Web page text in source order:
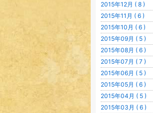
2015年12月 ( 8 )
2015年11月 ( 6 )
2015年10月 ( 6 )
2015年09月 ( 5 )
2015年08月 ( 6 )
2015年07月 ( 7 )
2015年06月 ( 5 )
2015年05月 ( 6 )
2015年04月 ( 5 )
2015年03月 ( 6 )